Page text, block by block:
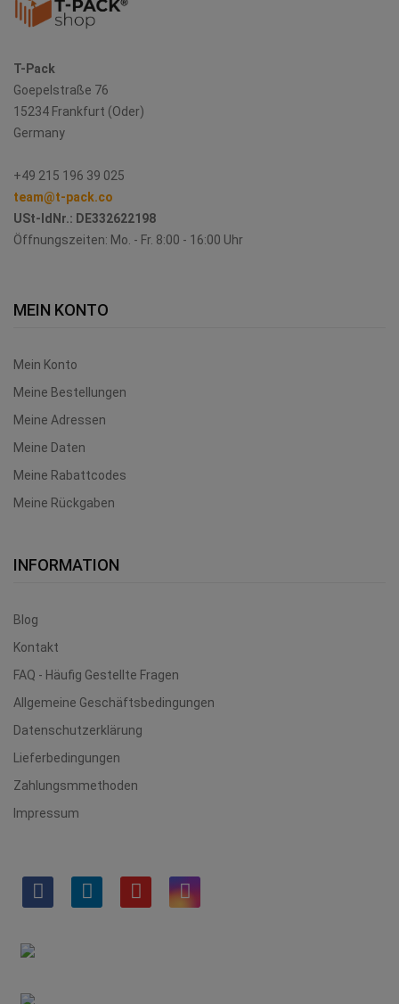
T-Pack
Goepelstraße 76
15234 Frankfurt (Oder)
Germany
+49 215 196 39 025
team@t-pack.co
USt-IdNr.: DE332622198
Öffnungszeiten: Mo. - Fr. 8:00 - 16:00 Uhr
MEIN KONTO
Mein Konto
Meine Bestellungen
Meine Adressen
Meine Daten
Meine Rabattcodes
Meine Rückgaben
INFORMATION
Blog
Kontakt
FAQ - Häufig Gestellte Fragen
Allgemeine Geschäftsbedingungen
Datenschutzerklärung
Lieferbedingungen
Zahlungsmmethoden
Impressum